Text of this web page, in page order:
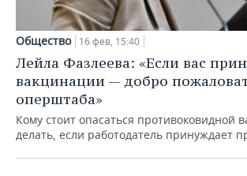
Общество 16 фев, 15:40
Лейла Фазлеева: «Если вас
вакцинации — добро
оперштаба»
Кому стоит опасаться противоковидной
делать, если работодатель принуждает